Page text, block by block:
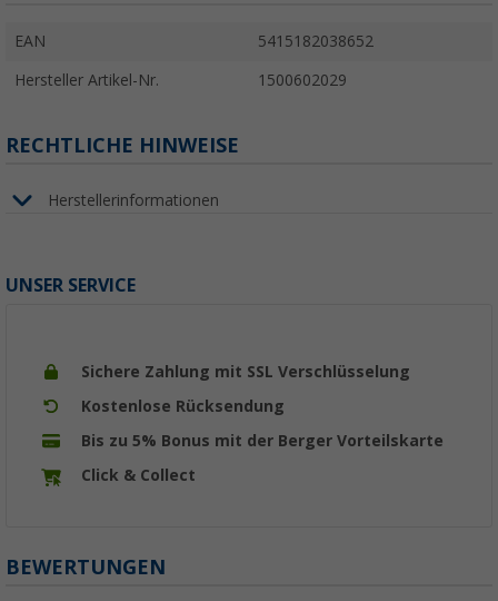
EAN 5415182038652
Hersteller Artikel-Nr. 1500602029
RECHTLICHE HINWEISE
Herstellerinformationen
UNSER SERVICE
Sichere Zahlung mit SSL Verschlüsselung
Kostenlose Rücksendung
Bis zu 5% Bonus mit der Berger Vorteilskarte
Click & Collect
BEWERTUNGEN